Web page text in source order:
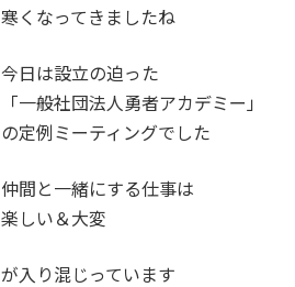
寒くなってきましたね
今日は設立の迫った
「一般社団法人勇者アカデミー」
の定例ミーティングでした
仲間と一緒にする仕事は
楽しい＆大変
が入り混じっています